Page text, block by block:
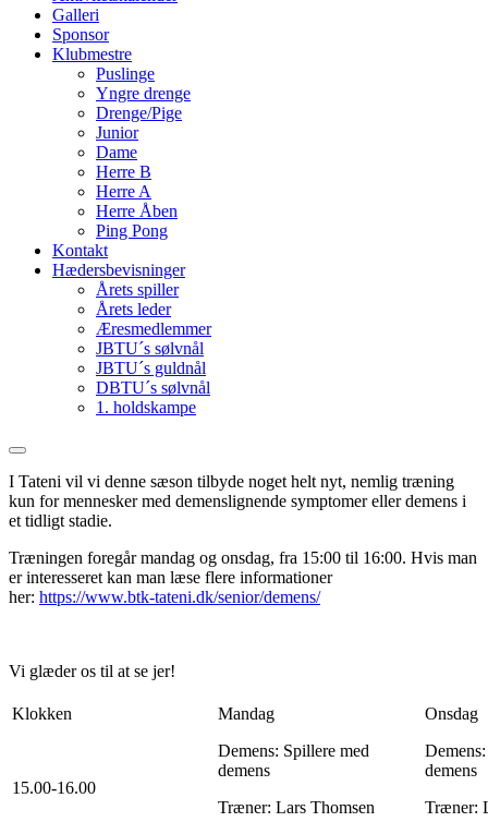
Galleri
Sponsor
Klubmestre
Puslinge
Yngre drenge
Drenge/Pige
Junior
Dame
Herre B
Herre A
Herre Åben
Ping Pong
Kontakt
Hædersbevisninger
Årets spiller
Årets leder
Æresmedlemmer
JBTU´s sølvnål
JBTU´s guldnål
DBTU´s sølvnål
1. holdskampe
I Tateni vil vi denne sæson tilbyde noget helt nyt, nemlig træning
kun for mennesker med demenslignende symptomer eller demens i
et tidligt stadie.
Træningen foregår mandag og onsdag, fra 15:00 til 16:00. Hvis man
er interesseret kan man læse flere informationer
her: https://www.btk-tateni.dk/senior/demens/
Vi glæder os til at se jer!
Klokken Mandag Onsdag
15.00-16.00
Demens: Spillere med
demens
Træner: Lars Thomsen
demens
Træner: